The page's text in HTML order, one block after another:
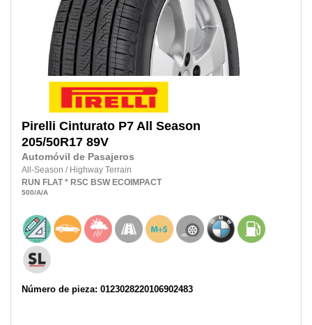
Pirelli Cinturato P7 All Season
205/50R17 89V
Automóvil de Pasajeros
All-Season / Highway Terrain
RUN FLAT * RSC BSW ECOIMPACT
500/A/A
Número de pieza: 0123028220106902483